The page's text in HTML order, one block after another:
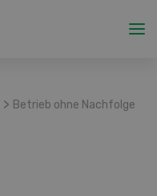
> Betrieb ohne Nachfolge